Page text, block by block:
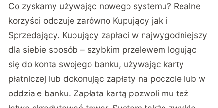
Co zyskamy używając nowego systemu? Realne
korzyści odczuje zarówno Kupujący jak i
Sprzedający. Kupujący zapłaci w najwygodniejszy
dla siebie sposób – szybkim przelewem logując
się do konta swojego banku, używając karty
płatniczej lub dokonując zapłaty na poczcie lub w
oddziale banku. Zapłata kartą pozwoli mu też